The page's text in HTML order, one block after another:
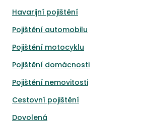
Havarijní pojištění
Pojištění automobilu
Pojištění motocyklu
Pojištění domácnosti
Pojištění nemovitosti
Cestovní pojištění
Dovolená